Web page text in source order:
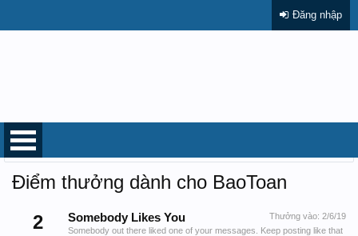
Đăng nhập
Trang chủ
Điểm thưởng dành cho BaoToan
2
Thưởng vào: 2/6/19
Somebody Likes You
Somebody out there liked one of your messages. Keep posting like that